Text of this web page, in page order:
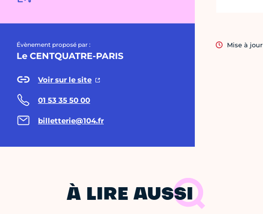
Évènement proposé par :
Le CENTQUATRE-PARIS
Voir sur le site
01 53 35 50 00
billetterie@104.fr
Mise à
À LIRE AUSSI